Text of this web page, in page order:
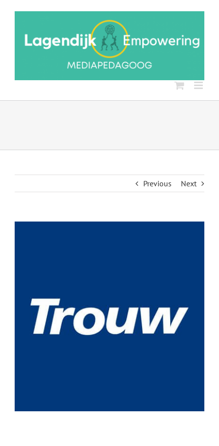
Previous Next